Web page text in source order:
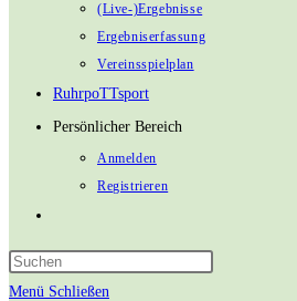
(Live-)Ergebnisse
Ergebniserfassung
Vereinsspielplan
RuhrpoTTsport
Persönlicher Bereich
Anmelden
Registrieren
Suche
Menü Schließen